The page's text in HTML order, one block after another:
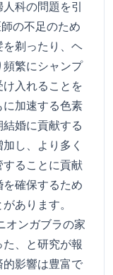
科の問題を引
の不足のため
剃ったり、ヘ
繁にシャンプ
入れることを
加速する色素
婚に貢献する
し、より多く
ることに貢献
確保するため
あります。
オンガブラの家
、と研究が報
影響は豊富で